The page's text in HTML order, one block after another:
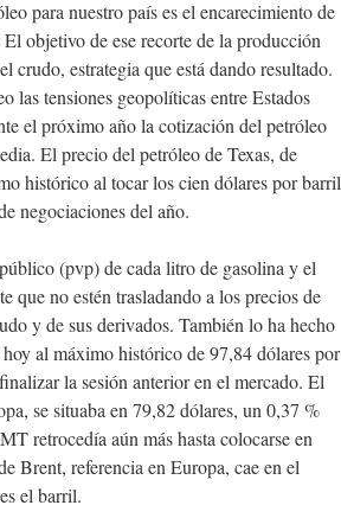
para nuestro país es el encarecimiento de
objetivo de ese recorte de la producción
crudo, estrategia que está dando resultado.
las tensiones geopolíticas entre Estados
el próximo año la cotización del petróleo
El precio del petróleo de Texas, de
histórico al tocar los cien dólares por barril
negociaciones del año.
(pvp) de cada litro de gasolina y el
que no estén trasladando a los precios de
y de sus derivados. También lo ha hecho
al máximo histórico de 97,84 dólares por
la sesión anterior en el mercado. El
se situaba en 79,82 dólares, un 0,37 %
retrocedía aún más hasta colocarse en
Brent, referencia en Europa, cae en el
el barril.